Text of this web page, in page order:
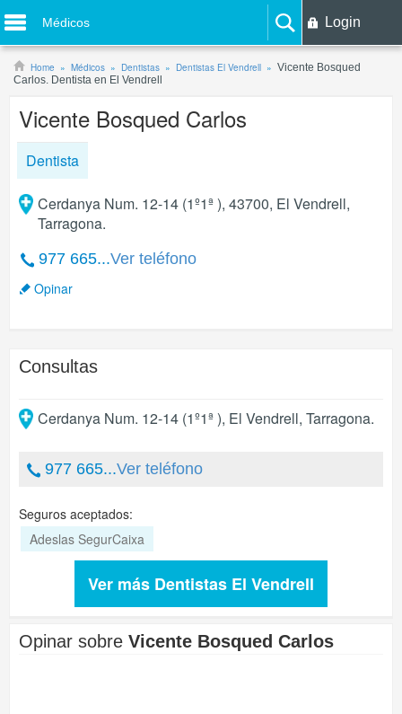
Médicos Login
Home Médicos Dentistas Dentistas El Vendrell
Vicente Bosqued
Carlos. Dentista en El Vendrell
Vicente Bosqued Carlos
Dentista
Cerdanya Num. 12-14 (1º1ª ), 43700, El Vendrell,
Tarragona.
977 665...Ver teléfono
Opinar
Consultas
Cerdanya Num. 12-14 (1º1ª ), El Vendrell, Tarragona.
977 665...Ver teléfono
Seguros aceptados:
Adeslas SegurCaixa
Ver más Dentistas El Vendrell
Opinar sobre Vicente Bosqued Carlos